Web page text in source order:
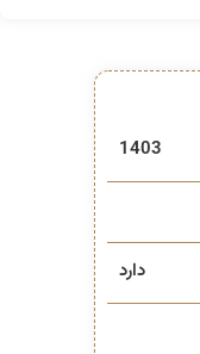
1403
دارد